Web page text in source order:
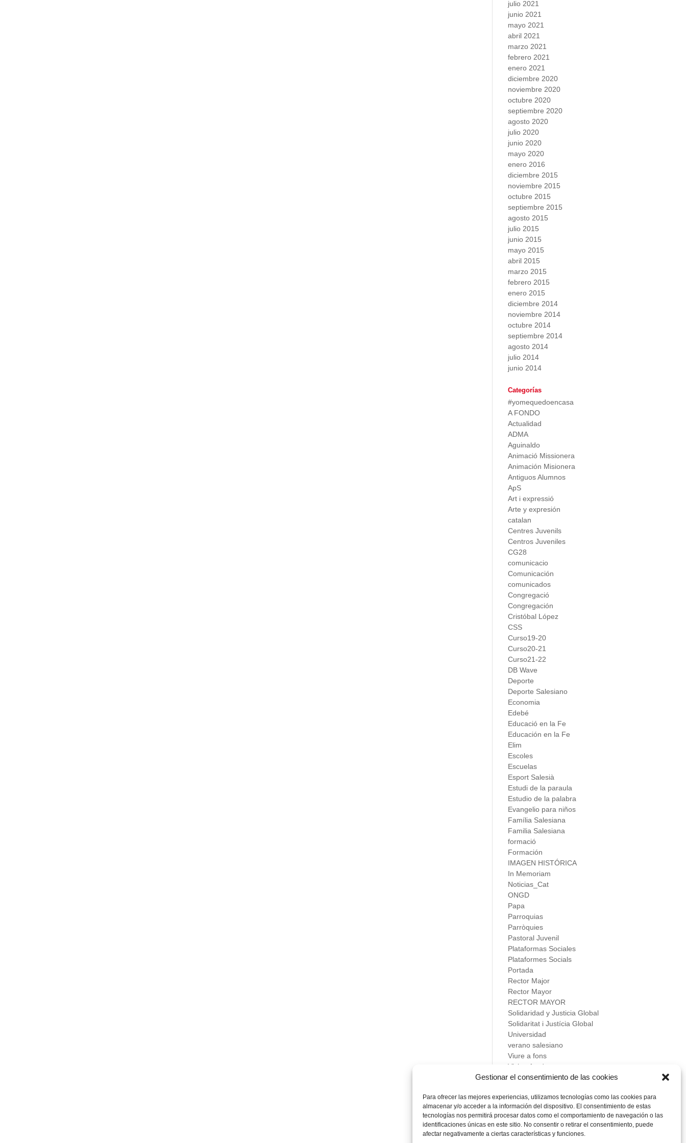
Gestionar el consentimiento de las cookies
Para ofrecer las mejores experiencias, utilizamos tecnologías como las cookies para
almacenar y/o acceder a la información del dispositivo. El consentimiento de estas
tecnologías nos permitirá procesar datos como el comportamiento de navegación o las
identificaciones únicas en este sitio. No consentir o retirar el consentimiento, puede
afectar negativamente a ciertas características y funciones.
julio 2021
junio 2021
mayo 2021
abril 2021
marzo 2021
febrero 2021
enero 2021
diciembre 2020
noviembre 2020
octubre 2020
septiembre 2020
agosto 2020
julio 2020
junio 2020
mayo 2020
enero 2016
diciembre 2015
noviembre 2015
octubre 2015
septiembre 2015
agosto 2015
julio 2015
junio 2015
mayo 2015
abril 2015
marzo 2015
febrero 2015
enero 2015
diciembre 2014
noviembre 2014
octubre 2014
septiembre 2014
agosto 2014
julio 2014
junio 2014
Categorías
#yomequedoencasa
A FONDO
Actualidad
ADMA
Aguinaldo
Animació Missionera
Animación Misionera
Antiguos Alumnos
ApS
Art i expressió
Arte y expresión
catalan
Centres Juvenils
Centros Juveniles
CG28
comunicacio
Comunicación
comunicados
Congregació
Congregación
Cristóbal López
CSS
Curso19-20
Curso20-21
Curso21-22
DB Wave
Deporte
Deporte Salesiano
Economia
Edebé
Educació en la Fe
Educación en la Fe
Elim
Escoles
Escuelas
Esport Salesià
Estudi de la paraula
Estudio de la palabra
Evangelio para niños
Família Salesiana
Familia Salesiana
formació
Formación
IMAGEN HISTÓRICA
In Memoriam
Noticias_Cat
ONGD
Papa
Parroquias
Parròquies
Pastoral Juvenil
Plataformas Sociales
Plataformes Socials
Portada
Rector Major
Rector Mayor
RECTOR MAYOR
Solidaridad y Justicia Global
Solidaritat i Justícia Global
Universidad
verano salesiano
Viure a fons
Vivir a fondo
Vocacional
Meta
Acceder
Feed de entradas
Feed de comentarios